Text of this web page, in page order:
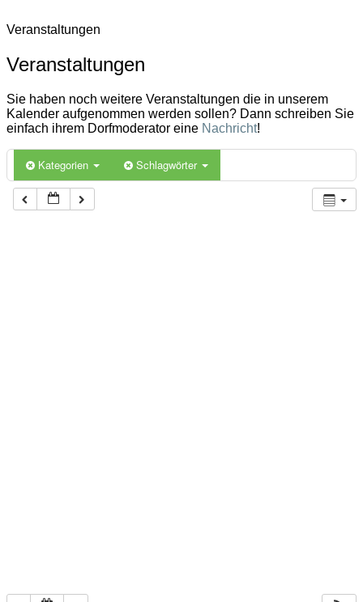
Veranstaltungen
Veranstaltungen
Sie haben noch weitere Veranstaltungen die in unserem
Kalender aufgenommen werden sollen? Dann schreiben Sie
einfach ihrem Dorfmoderator eine Nachricht!
Kategorien Schlagwörter